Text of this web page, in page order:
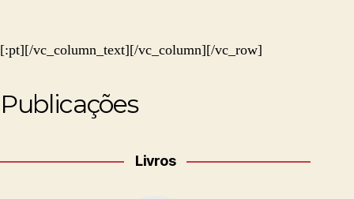
[:pt][/vc_column_text][/vc_column][/vc_row]
Publicações
Livros